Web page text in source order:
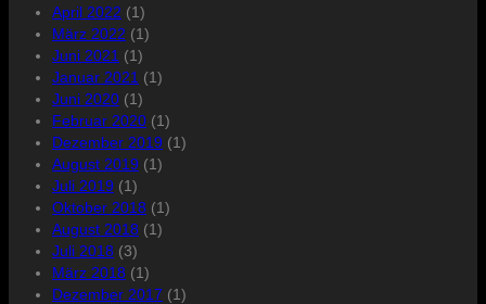
April 2022 (1)
März 2022 (1)
Juni 2021 (1)
Januar 2021 (1)
Juni 2020 (1)
Februar 2020 (1)
Dezember 2019 (1)
August 2019 (1)
Juli 2019 (1)
Oktober 2018 (1)
August 2018 (1)
Juli 2018 (3)
März 2018 (1)
Dezember 2017 (1)